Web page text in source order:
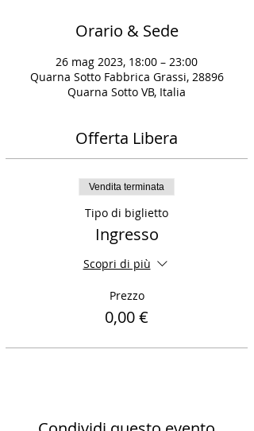
Orario & Sede
26 mag 2023, 18:00 – 23:00
Quarna Sotto Fabbrica Grassi, 28896
Quarna Sotto VB, Italia
Offerta Libera
Vendita terminata
Tipo di biglietto
Ingresso
Scopri di più
Prezzo
0,00 €